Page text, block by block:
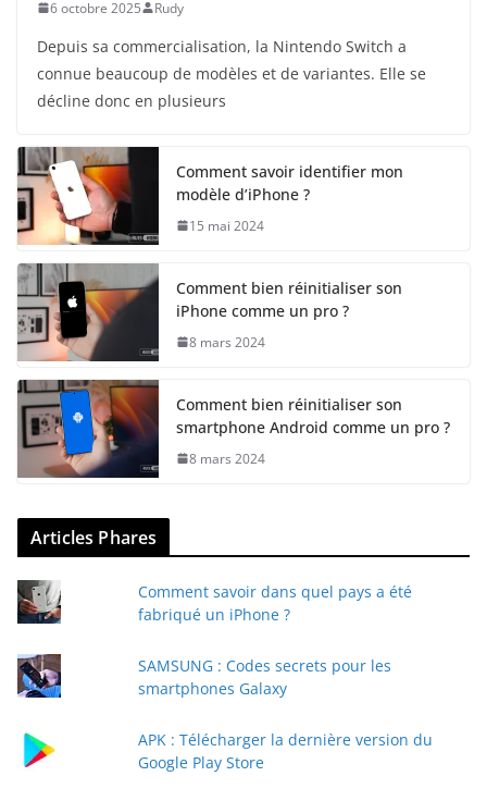
6 octobre 2025 Rudy
Depuis sa commercialisation, la Nintendo Switch a
connue beaucoup de modèles et de variantes. Elle se
décline donc en plusieurs
Comment savoir identifier mon
modèle d’iPhone ?
15 mai 2024
Comment bien réinitialiser son
iPhone comme un pro ?
8 mars 2024
Comment bien réinitialiser son
smartphone Android comme un pro ?
8 mars 2024
Articles Phares
Comment savoir dans quel pays a été
fabriqué un iPhone ?
SAMSUNG : Codes secrets pour les
smartphones Galaxy
APK : Télécharger la dernière version du
Google Play Store